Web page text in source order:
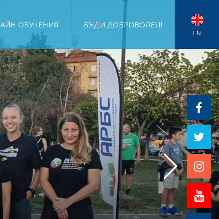
ОБУЧЕНИЯ БЪДИ ДОБРОВОЛЕЦ!
EN